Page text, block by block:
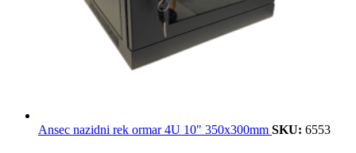
Ansec nazidni rek ormar 4U 10" 350x300mm SKU: 6553